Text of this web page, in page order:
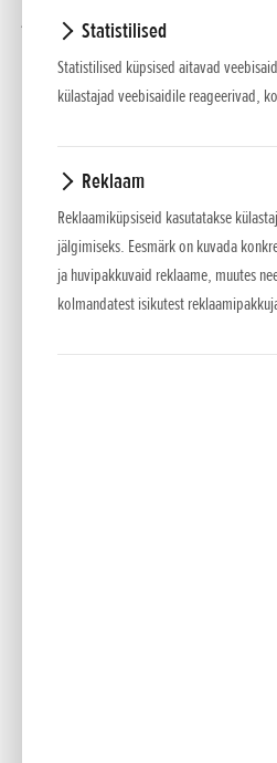
Statistilised
Statistilised küpsised aitavad
külastajad veebisaidile reageerivad,
Reklaam
Reklaamiküpsiseid kasutatakse
jälgimiseks. Eesmärk on kuvada
ja huvipakkuvaid reklaame, muutes
kolmandatest isikutest
jalgrattatriali maailmameistriks
tuli ta Hispaania juunioride
debüteeris
liitus Honda Montesa HRC
Meeskonnavaim ja motivatsioon
Kuigi Bou on olnud ülekaalukalt
rolli oma edus:
"Tiimi usaldus annab mulle
midagi erakordset. Mul on ainult